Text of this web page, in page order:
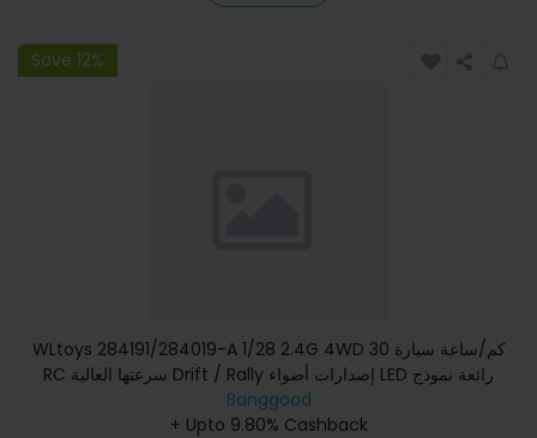
Save 12%
WLtoys 284191/284019-A 1/28 2.4G 4WD 30 كم/ساعة سيارة
RC سرعتها العالية Drift / Rally إصدارات أضواء LED رائعة نموذج
مركب
Banggood
+ Upto 9.80% Cashback